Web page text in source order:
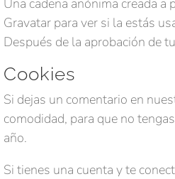
Una cadena anónima creada
Gravatar para ver si la estás
Después de la aprobación de
Cookies
Si dejas un comentario en
comodidad, para que no
año.
Si tienes una cuenta y te